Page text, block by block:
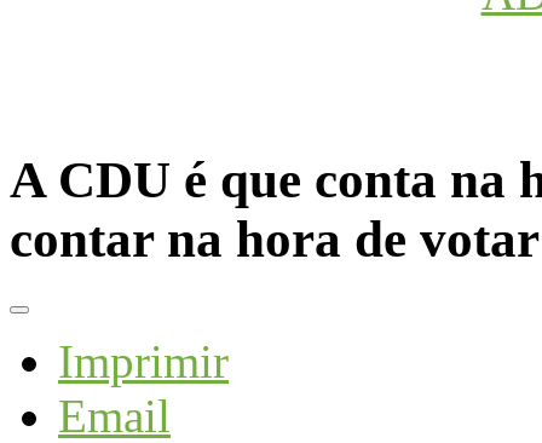
A CDU é que conta na
contar na hora de votar
Imprimir
Email